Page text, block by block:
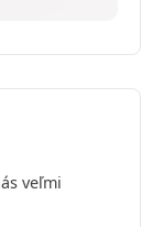
veľmi